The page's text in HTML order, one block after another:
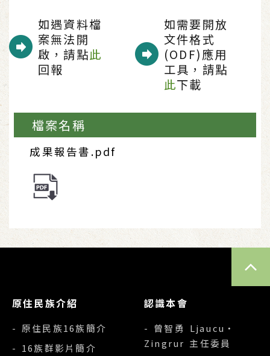
如遇資料檔
案無法開
啟，請點此
回報
如需要開放
文件格式
(ODF)應用
工具，請點
此下載
檔案名稱
成果報告書.pdf
原住民族介紹
- 原住民族16族簡介
- 16族群影片簡介
認識本會
- 曾智勇 Ljaucu‧
Zingrur 主任委員